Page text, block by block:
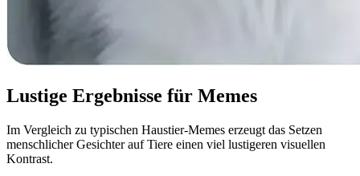
Lustige Ergebnisse für Memes
Im Vergleich zu typischen Haustier-Memes erzeugt das Setzen
menschlicher Gesichter auf Tiere einen viel lustigeren visuellen
Kontrast.